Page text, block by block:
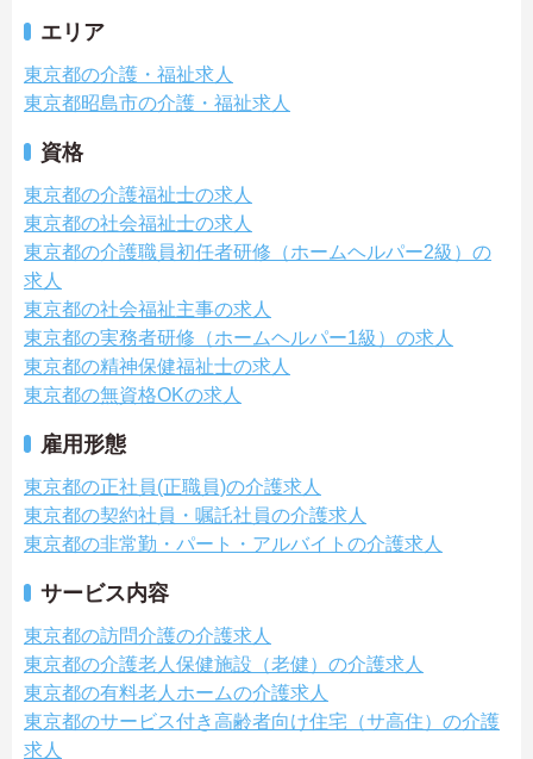
エリア
東京都の介護・福祉求人
東京都昭島市の介護・福祉求人
資格
東京都の介護福祉士の求人
東京都の社会福祉士の求人
東京都の介護職員初任者研修（ホームヘルパー2級）の
求人
東京都の社会福祉主事の求人
東京都の実務者研修（ホームヘルパー1級）の求人
東京都の精神保健福祉士の求人
東京都の無資格OKの求人
雇用形態
東京都の正社員(正職員)の介護求人
東京都の契約社員・嘱託社員の介護求人
東京都の非常勤・パート・アルバイトの介護求人
サービス内容
東京都の訪問介護の介護求人
東京都の介護老人保健施設（老健）の介護求人
東京都の有料老人ホームの介護求人
東京都のサービス付き高齢者向け住宅（サ高住）の介護
求人